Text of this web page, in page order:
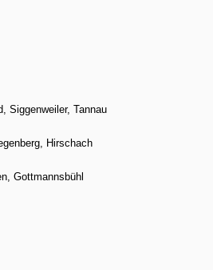
Siggenweiler, Tannau
Hirschach
Gottmannsbühl